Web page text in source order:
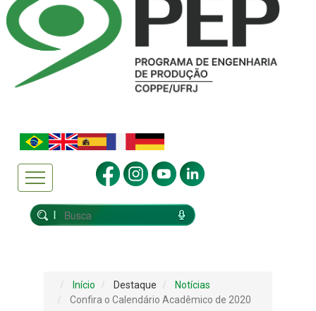
Início Destaque
Notícias
Confira o Calendário Acadêmico de 2020